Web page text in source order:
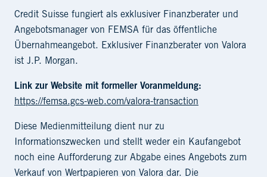
Credit Suisse fungiert als exklusiver Finanzberater und
Angebotsmanager von FEMSA für das öffentliche
Übernahmeangebot. Exklusiver Finanzberater von Valora
ist J.P. Morgan.
Link zur Website mit formeller Voranmeldung:
https://femsa.gcs-web.com/valora-transaction
Diese Medienmitteilung dient nur zu
Informationszwecken und stellt weder ein Kaufangebot
noch eine Aufforderung zur Abgabe eines Angebots zum
Verkauf von Wertpapieren von Valora dar. Die